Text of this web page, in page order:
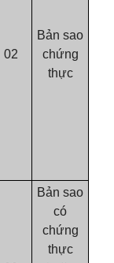
02
Bản sao
chứng
thực
Bản sao
có
chứng
thực